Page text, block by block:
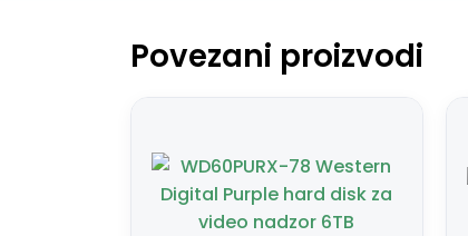
Povezani proizvodi